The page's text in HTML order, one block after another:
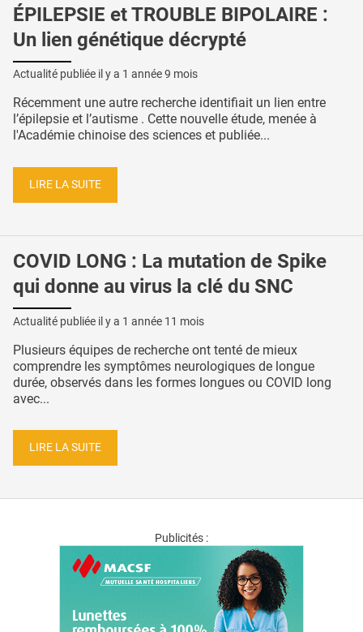
ÉPILEPSIE et TROUBLE BIPOLAIRE :
Un lien génétique décrypté
Actualité publiée il y a 1 année 9 mois
Récemment une autre recherche identifiait un lien entre
l’épilepsie et l’autisme . Cette nouvelle étude, menée à
l'Académie chinoise des sciences et publiée...
LIRE LA SUITE
COVID LONG : La mutation de Spike
qui donne au virus la clé du SNC
Actualité publiée il y a 1 année 11 mois
Plusieurs équipes de recherche ont tenté de mieux
comprendre les symptômes neurologiques de longue
durée, observés dans les formes longues ou COVID long
avec...
LIRE LA SUITE
Publicités :